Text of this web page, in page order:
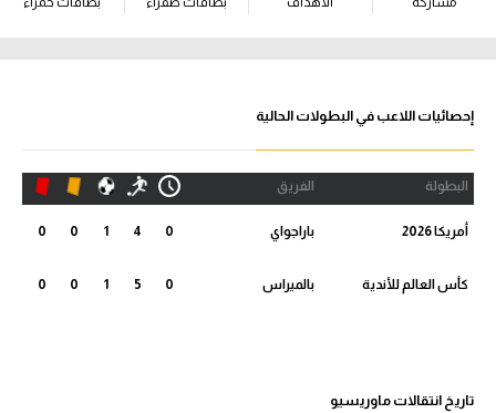
الدوري المصري
الدوري الإنجليزي الممتاز
الدوري الفرنسي
إحصائيات اللاعب في البطولات الحالية
البطولة الفريق
أمريكا 2026 باراجواي 0
4
1
0
0
كأس العالم للأندية بالميراس 0
5
1
0
0
تاريخ انتقالات ماوريسيو